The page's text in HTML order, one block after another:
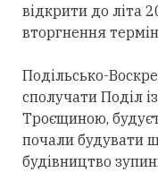
відкрити до літа
вторгнення
Подільсько-
сполучати Поділ
Троєщиною,
почали будувати
будівництво